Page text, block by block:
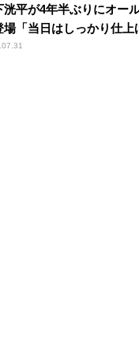
洸平が4年半ぶりにオー
場「当日はしっかり仕上